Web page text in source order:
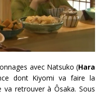
avec Natsuko (Hara
dont Kiyomi va faire la
va retrouver à Ôsaka. Sous